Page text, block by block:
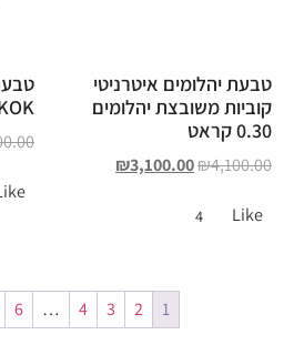
טבעת יהלומים איטרניטי
קוביות משובצת יהלומים
0.30 קראט
₪4,100.00
₪3,100.00
Like
4
1
2
3
4
…
6